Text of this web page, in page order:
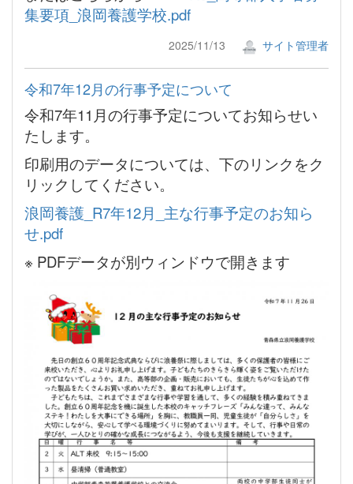
集要項_浪岡養護学校.pdf
2025/11/13 サイト管理者
令和7年12月の行事予定について
令和7年11月の行事予定についてお知らせい
たします。
印刷用のデータについては、下のリンクをク
リックしてください。
浪岡養護_R7年12月_主な行事予定のお知ら
せ.pdf
※ PDFデータが別ウィンドウで開きます